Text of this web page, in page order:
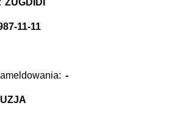
ZUGDIDI
11-11
-